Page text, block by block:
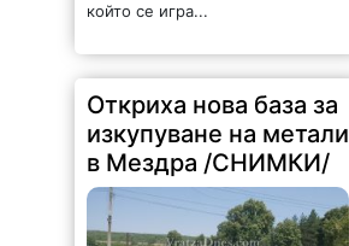
който се игра...
Откриха нова база за
изкупуване на метали
в Мездра /СНИМКИ/